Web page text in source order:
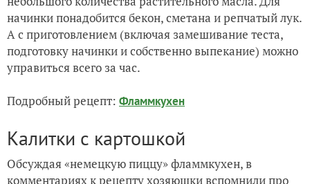
начинки понадобится бекон, сметана и репчатый лук.
А с приготовлением (включая замешивание теста,
подготовку начинки и собственно выпекание) можно
управиться всего за час.
Подробный рецепт: Фламмкухен
Калитки с картошкой
Обсуждая «немецкую пиццу» фламмкухен, в
комментариях к рецепту хозяюшки вспомнили про